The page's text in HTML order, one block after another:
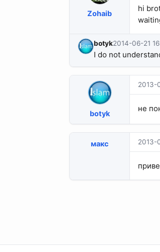
Zohaib
hi
botyk2014-06-21
I do not
botyk
2013-
не
макс 2013-